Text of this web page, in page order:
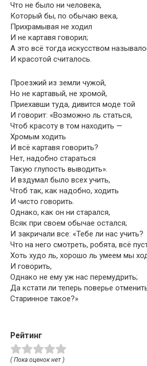
Что не было ни человека,
Который бы, по обычаю века,
Прихрамывая не ходил
И не картавя говорил;
А это всё тогда искусством
И красотой считалось.
Проезжий из земли чужой,
Но не картавый, не хромой,
Приехавши туда, дивится моде той
И говорит: «Возможно ль статься,
Чтоб красоту в том находить —
Хромым ходить
И всё картавя говорить?
Нет, надобно стараться
Такую глупость выводить».
И вздумал было всех учить,
Чтоб так, как надобно, ходить
И чисто говорить.
Однако, как он ни старался,
Всяк при своем обычае остался;
И закричали все: «Тебе ли нас учить?
Что на него смотреть, робята, всё
Хоть худо ль, хорошо ль умеем мы
И говорить,
Однако не ему уж нас перемудрить;
Да кстати ли теперь поверье
Старинное такое?»
Рейтинг
( Пока оценок нет )